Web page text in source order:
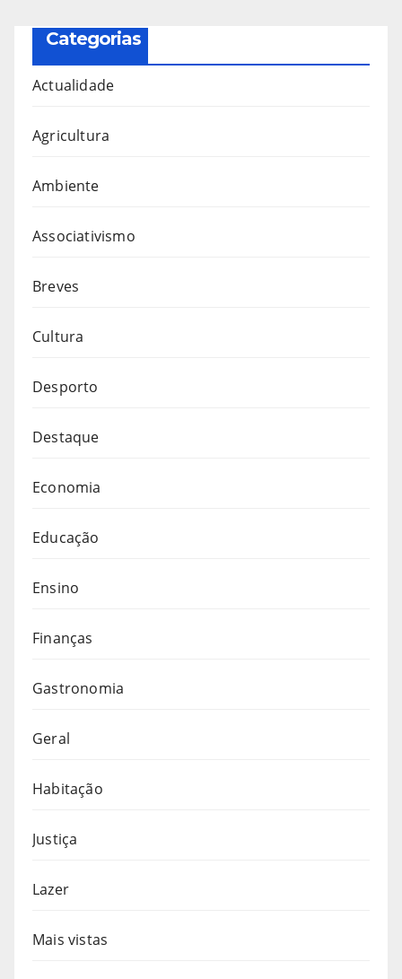
Categorias
Actualidade
Agricultura
Ambiente
Associativismo
Breves
Cultura
Desporto
Destaque
Economia
Educação
Ensino
Finanças
Gastronomia
Geral
Habitação
Justiça
Lazer
Mais vistas